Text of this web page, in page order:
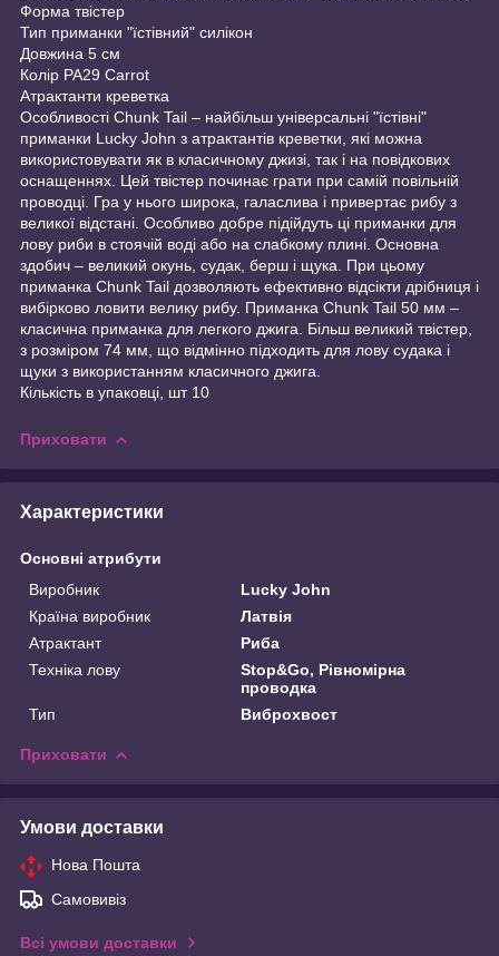
Форма твістер
Тип приманки "їстівний" силікон
Довжина 5 см
Колір PA29 Carrot
Атрактанти креветка
Особливості Chunk Tail – найбільш універсальні "їстівні"
приманки Lucky John з атрактантів креветки, які можна
використовувати як в класичному джизі, так і на повідкових
оснащеннях. Цей твістер починає грати при самій повільній
проводці. Гра у нього широка, галаслива і привертає рибу з
великої відстані. Особливо добре підійдуть ці приманки для
лову риби в стоячій воді або на слабкому плині. Основна
здобич – великий окунь, судак, берш і щука. При цьому
приманка Chunk Tail дозволяють ефективно відсікти дрібниця і
вибірково ловити велику рибу. Приманка Chunk Tail 50 мм –
класична приманка для легкого джига. Більш великий твістер,
з розміром 74 мм, що відмінно підходить для лову судака і
щуки з використанням класичного джига.
Кількість в упаковці, шт 10
Приховати
Характеристики
Основні атрибути
Виробник
Lucky John
Країна виробник
Латвія
Атрактант
Риба
Техніка лову
Stop&Go, Рівномірна
проводка
Тип
Виброхвост
Приховати
Умови доставки
Нова Пошта
Самовивіз
Всі умови доставки